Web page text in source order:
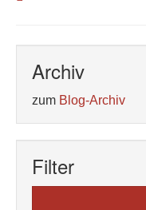
Archiv
zum Blog-Archiv
Filter